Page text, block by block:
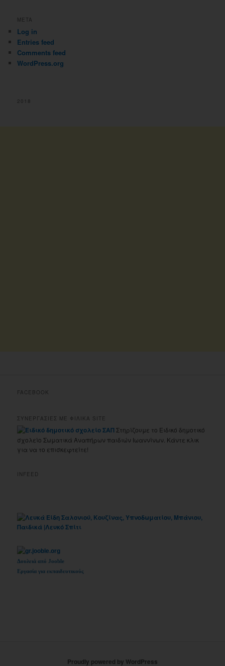
META
Log in
Entries feed
Comments feed
WordPress.org
2018
FACEBOOK
ΣΥΝΕΡΓΑΣΙΕΣ ΜΕ ΦΙΛΙΚΑ SITE
Στηρίζουμε το Ειδικό δημοτικό
σχολείο Σωματικά Αναπήρων παιδιών Ιωαννίνων. Κάντε κλικ
για να το επισκεφτείτε!
INFEED
Δουλειά από Jooble
Εργασία για εκπαιδευτικούς
Proudly powered by WordPress